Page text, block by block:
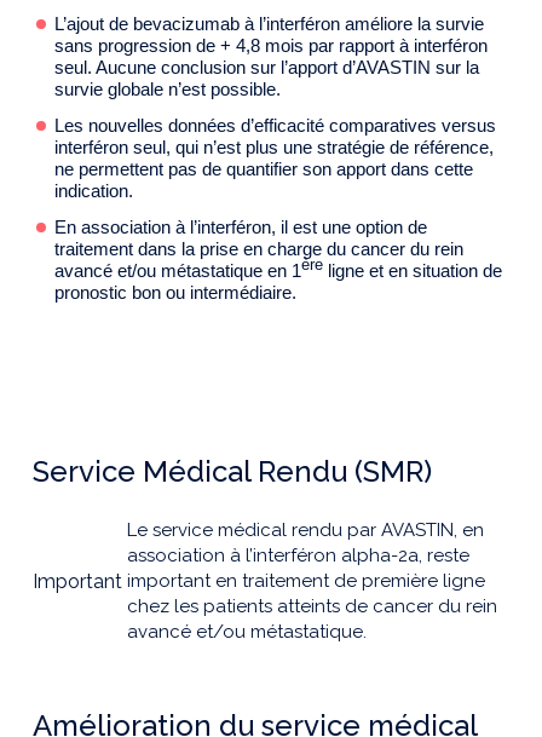
L’ajout de bevacizumab à l’interféron améliore la survie
sans progression de + 4,8 mois par rapport à interféron
seul. Aucune conclusion sur l’apport d’AVASTIN sur la
survie globale n’est possible.
Les nouvelles données d’efficacité comparatives versus
interféron seul, qui n’est plus une stratégie de référence,
ne permettent pas de quantifier son apport dans cette
indication.
En association à l’interféron, il est une option de
traitement dans la prise en charge du cancer du rein
avancé et/ou métastatique en 1ère ligne et en situation de
pronostic bon ou intermédiaire.
Service Médical Rendu (SMR)
Important
Le service médical rendu par AVASTIN, en
association à l’interféron alpha-2a, reste
important en traitement de première ligne
chez les patients atteints de cancer du rein
avancé et/ou métastatique.
Amélioration du service médical